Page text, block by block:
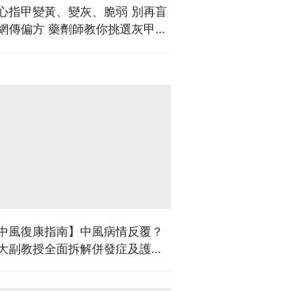
指甲變黃、變灰、脆弱 別再盲
傳偏方 藥劑師教你挑選灰甲產
中風復康指南】中風病情反覆？
副教授全面拆解併發症及護理